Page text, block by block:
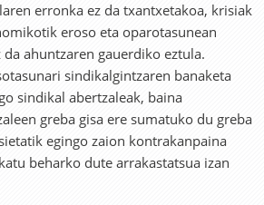
erronka ez da txantxetakoa, krisiak
eroso eta oparotasunean
ahuntzaren gauerdiko eztula.
sindikalgintzaren banaketa
sindikal abertzaleak, baina
greba gisa ere sumatuko du greba
egingo zaion kontrakanpaina
beharko dute arrakastatsua izan